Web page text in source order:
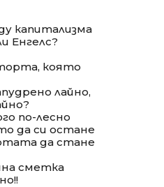
капитализма
Енгелс?
която
лайно,
по-лесно
да си остане
да стане
сметка